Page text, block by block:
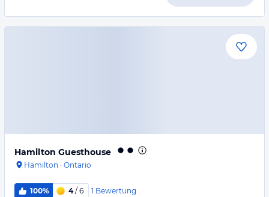
Hamilton Guesthouse
Hamilton · Ontario
100% 4/ 6 1 Bewertung